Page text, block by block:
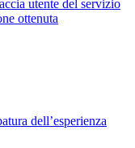
utente del servizio
ottenuta
dell’esperienza